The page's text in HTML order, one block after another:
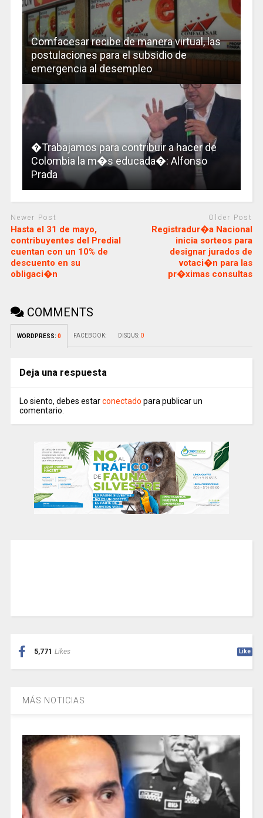
Comfacesar recibe de manera virtual, las
postulaciones para el subsidio de
emergencia al desempleo
�Trabajamos para contribuir a hacer de
Colombia la m�s educada�: Alfonso
Prada
Newer Post
Hasta el 31 de mayo,
contribuyentes del Predial
cuentan con un 10% de
descuento en su
obligaci�n
Older Post
Registradur�a Nacional
inicia sorteos para
designar jurados de
votaci�n para las
pr�ximas consultas
COMMENTS
WORDPRESS: 0 FACEBOOK: DISQUS: 0
Deja una respuesta
Lo siento, debes estarconectado para publicar un
comentario.
5,771 Likes Like
MÁS NOTICIAS